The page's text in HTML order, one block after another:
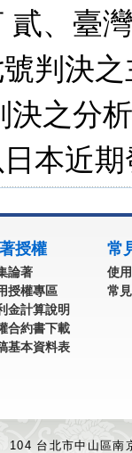
貳、臺
判決
決之分
本近
授權
論著
授權專區
金計算說明
合約書下載
基本資料表
常
使
常
104 台北市中山區